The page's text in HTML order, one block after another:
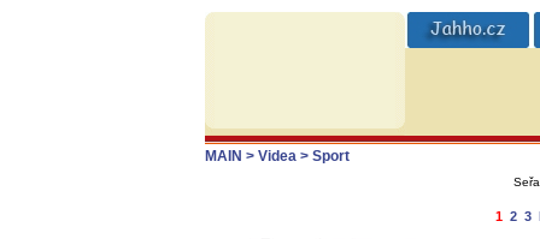
MAIN > Videa > Sport
1 2 3